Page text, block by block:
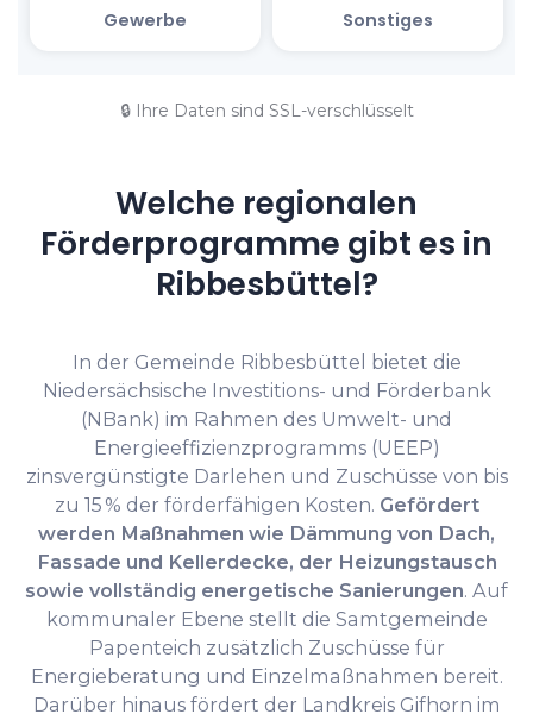
🔒 Ihre Daten sind SSL-verschlüsselt
Welche regionalen
Förderprogramme gibt es in
Ribbesbüttel?
In der Gemeinde Ribbesbüttel bietet die
Niedersächsische Investitions- und Förderbank
(NBank) im Rahmen des Umwelt- und
Energieeffizienzprogramms (UEEP)
zinsvergünstigte Darlehen und Zuschüsse von bis
zu 15 % der förderfähigen Kosten. Gefördert
werden Maßnahmen wie Dämmung von Dach,
Fassade und Kellerdecke, der Heizungstausch
sowie vollständig energetische Sanierungen. Auf
kommunaler Ebene stellt die Samtgemeinde
Papenteich zusätzlich Zuschüsse für
Energieberatung und Einzelmaßnahmen bereit.
Darüber hinaus fördert der Landkreis Gifhorn im